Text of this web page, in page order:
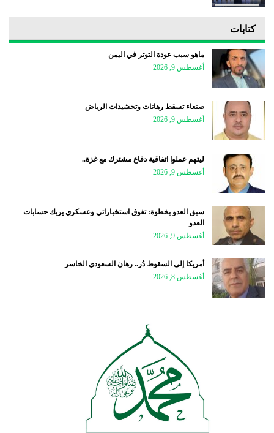
كتابات
ماهو سبب عودة التوتر في اليمن
أغسطس 9, 2026
صنعاء تسقط رهانات وتحشيدات الرياض
أغسطس 9, 2026
ليتهم عملوا اتفاقية دفاع مشترك مع غزة..
أغسطس 9, 2026
سبق العدو بخطوة: تفوق استخباراتي وعسكري يربك حسابات
العدو
أغسطس 9, 2026
أمريكا إلى السقوط دُر.. رهان السعودي الخاسر
أغسطس 8, 2026